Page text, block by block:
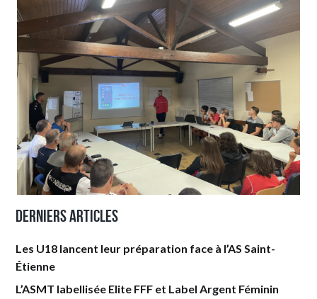
Derniers articles
Les U18 lancent leur préparation face à l’AS Saint-
Étienne
L’ASMT labellisée Elite FFF et Label Argent Féminin